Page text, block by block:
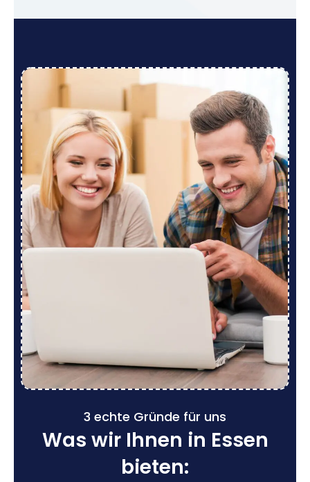
3 echte Gründe für uns
Was wir Ihnen in Essen
bieten: